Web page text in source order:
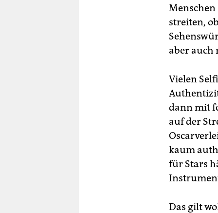
streiten,
aber auch
Vielen
dann mit
auf der
kaum
für Stars
Das gilt